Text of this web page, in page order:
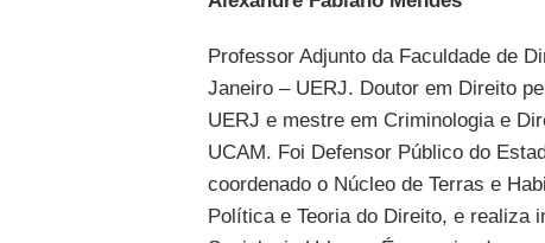
Professor Adjunto da Faculdade de
Janeiro – UERJ. Doutor em Direito
UERJ e mestre em Criminologia e
UCAM. Foi Defensor Público do
coordenado o Núcleo de Terras e
Política e Teoria do Direito, e realiza